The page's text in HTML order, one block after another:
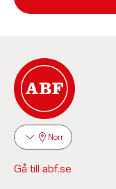
Norr
Gå till abf.se